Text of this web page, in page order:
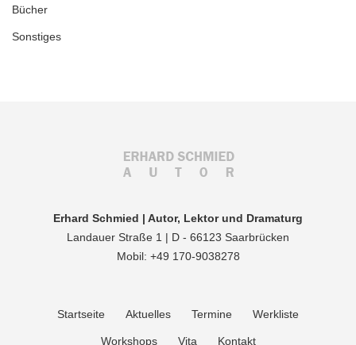
Bücher
Sonstiges
Erhard Schmied | Autor, Lektor und Dramaturg
Landauer Straße 1 | D - 66123 Saarbrücken
Mobil: +49 170-9038278
Startseite Aktuelles Termine Werkliste
Workshops Vita Kontakt